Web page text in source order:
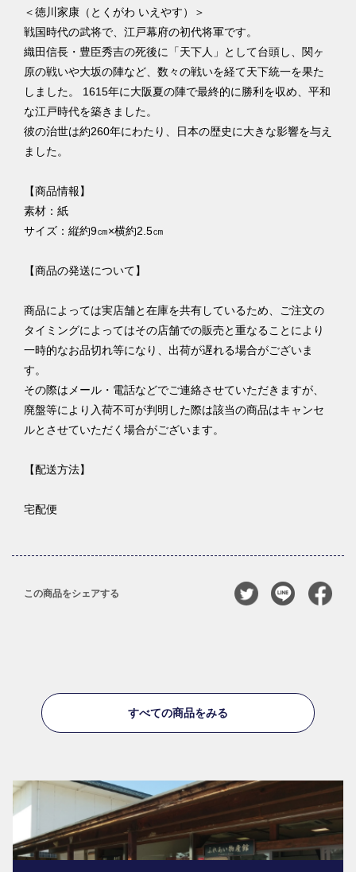
＜徳川家康（とくがわ いえやす）＞
戦国時代の武将で、江戸幕府の初代将軍です。
織田信長・豊臣秀吉の死後に「天下人」として台頭し、関ヶ
原の戦いや大坂の陣など、数々の戦いを経て天下統一を果た
しました。 1615年に大阪夏の陣で最終的に勝利を収め、平和
な江戸時代を築きました。
彼の治世は約260年にわたり、日本の歴史に大きな影響を与え
ました。
【商品情報】
素材：紙
サイズ：縦約9㎝×横約2.5㎝
【商品の発送について】
商品によっては実店舗と在庫を共有しているため、ご注文の
タイミングによってはその店舗での販売と重なることにより
一時的なお品切れ等になり、出荷が遅れる場合がございま
す。
その際はメール・電話などでご連絡させていただきますが、
廃盤等により入荷不可が判明した際は該当の商品はキャンセ
ルとさせていただく場合がございます。
【配送方法】
宅配便
この商品をシェアする
すべての商品をみる